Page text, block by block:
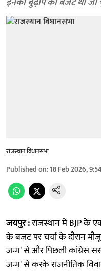
राजस्थान विधानसभा
Published on:18 Feb 2026,
जयपुर :राजस्थान में BJP के
के बजट पर चर्चा के दौरान
जन्म' से और पिछली कांग्रेस
जन्म' से करके राजनीतिक